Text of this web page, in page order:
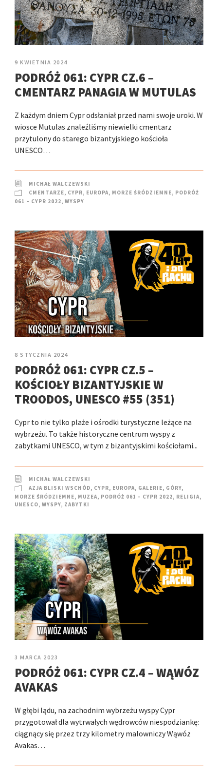
9 KWIETNIA 2024
PODRÓŻ 061: CYPR CZ.6 –
CMENTARZ PANAGIA W MUTULAS
Z każdym dniem Cypr odsłaniał przed nami swoje uroki. W
wiosce Mutulas znaleźliśmy niewielki cmentarz
przytulony do starego bizantyjskiego kościoła
UNESCO…
MICHAŁ WALCZEWSKI
CMENTARZE, CYPR, EUROPA, MORZE ŚRÓDZIEMNE, PODRÓŻ
061 – CYPR 2022, WYSPY
8 STYCZNIA 2024
PODRÓŻ 061: CYPR CZ.5 –
KOŚCIOŁY BIZANTYJSKIE W
TROODOS, UNESCO #55 (351)
Cypr to nie tylko plaże i ośrodki turystyczne leżące na
wybrzeżu. To także historyczne centrum wyspy z
zabytkami UNESCO, w tym z bizantyjskimi kościołami...
MICHAŁ WALCZEWSKI
AZJA BLISKI WSCHÓD, CYPR, EUROPA, GALERIE, GÓRY,
MORZE ŚRÓDZIEMNE, MUZEA, PODRÓŻ 061 – CYPR 2022, RELIGIA,
UNESCO, WYSPY, ZABYTKI
3 MARCA 2023
PODRÓŻ 061: CYPR CZ.4 – WĄWÓZ
AVAKAS
W głębi lądu, na zachodnim wybrzeżu wyspy Cypr
przygotował dla wytrwałych wędrowców niespodziankę:
ciągnący się przez trzy kilometry malowniczy Wąwóz
Avakas…